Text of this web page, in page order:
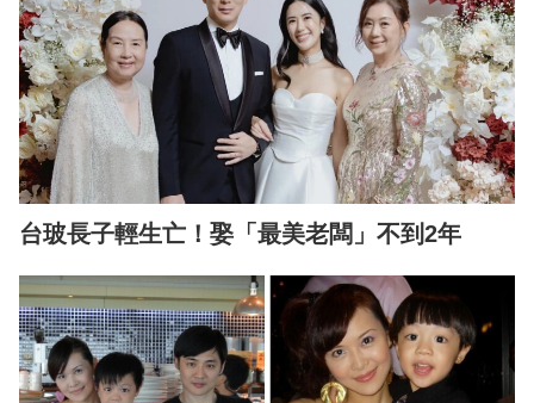
台玻長子輕生亡！娶「最美老闆」不到2年